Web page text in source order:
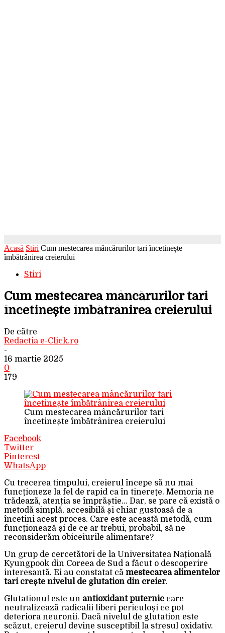
Acasă Stiri Cum mestecarea mâncărurilor tari încetinește
îmbătrânirea creierului
Stiri
Cum mestecarea mâncărurilor tari
încetinește îmbătrânirea creierului
De către
Redactia e-Click.ro
-
16 martie 2025
0
179
Cum mestecarea mâncărurilor tari
încetinește îmbătrânirea creierului
Facebook
Twitter
Pinterest
WhatsApp
Cu trecerea timpului, creierul începe să nu mai
funcționeze la fel de rapid ca în tinerețe. Memoria ne
trădează, atenția se împrăștie… Dar, se pare că există o
metodă simplă, accesibilă și chiar gustoasă de a
încetini acest proces. Care este această metodă, cum
funcționează și de ce ar trebui, probabil, să ne
reconsiderăm obiceiurile alimentare?
Un grup de cercetători de la Universitatea Națională
Kyungpook din Coreea de Sud a făcut o descoperire
interesantă. Ei au constatat că mestecarea alimentelor
tari crește nivelul de glutation din creier.
Glutationul este un antioxidant puternic care
neutralizează radicalii liberi periculoși ce pot
deteriora neuronii. Dacă nivelul de glutation este
scăzut, creierul devine susceptibil la stresul oxidativ.